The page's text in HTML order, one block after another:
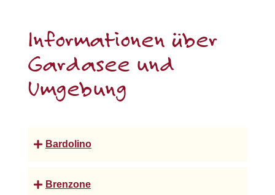
Informationen über
Gardasee und
Umgebung
Bardolino
Brenzone